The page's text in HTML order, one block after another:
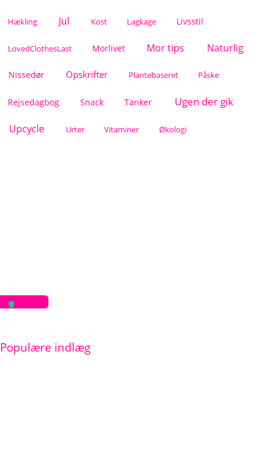
Hækling Jul Kost Lagkage Livsstil
LovedClothesLast Morlivet Mor tips Naturlig
Nissedør Opskrifter Plantebaseret Påske
Rejsedagbog Snack Tanker Ugen der gik
Upcycle Urter Vitaminer Økologi
Populære indlæg